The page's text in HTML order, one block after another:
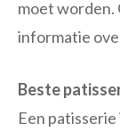
moet worden.
informatie
Beste
Een